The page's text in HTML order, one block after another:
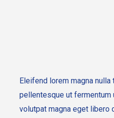
Eleifend lorem magna
pellentesque ut fermentum
volutpat magna eget libero